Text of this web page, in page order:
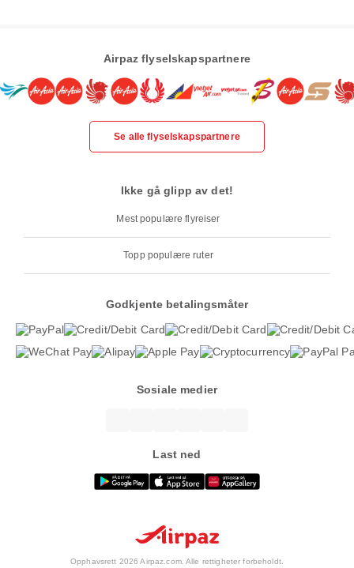
Airpaz flyselskapspartnere
Se alle flyselskapspartnere
Ikke gå glipp av det!
Mest populære flyreiser
Topp populære ruter
Godkjente betalingsmåter
Sosiale medier
Last ned
Opphavsrett 2026 Airpaz.com. Alle rettigheter forbeholdt.